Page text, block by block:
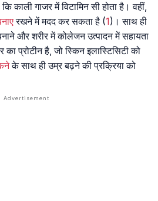
काली गाजर में विटामिन सी होता है। वहीं,
रखने में मदद कर सकता है (1)। साथ ही
और शरीर में कोलेजन उत्पादन में सहायता
प्रोटीन है, जो स्किन इलास्टिसिटी को
के साथ ही उम्र बढ़ने की प्रक्रिया को